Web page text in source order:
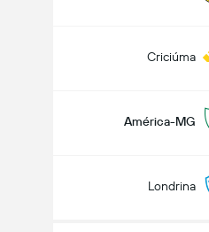
Criciúma
América-MG
Londrina